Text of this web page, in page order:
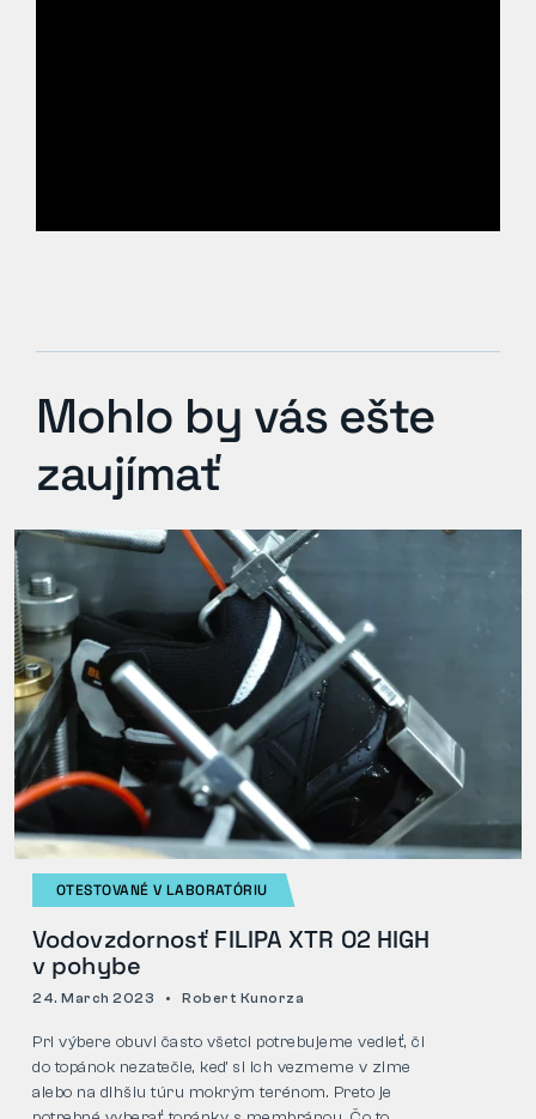
Mohlo by vás ešte
zaujímať
OTESTOVANÉ V LABORATÓRIU
Vodovzdornosť FILIPA XTR O2 HIGH
v pohybe
24. March 2023 Robert Kunorza
Pri výbere obuvi často všetci potrebujeme vedieť, či
do topánok nezatečie, keď si ich vezmeme v zime
alebo na dlhšiu túru mokrým terénom. Preto je